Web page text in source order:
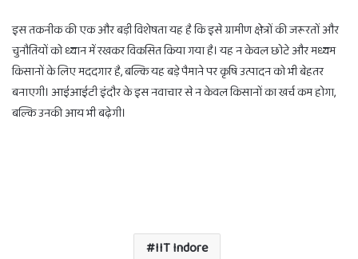
इस तकनीक की एक और बड़ी विशेषता यह है कि इसे ग्रामीण क्षेत्रों की जरूरतों और
चुनौतियों को ध्यान में रखकर विकसित किया गया है। यह न केवल छोटे और मध्यम
किसानों के लिए मददगार है, बल्कि यह बड़े पैमाने पर कृषि उत्पादन को भी बेहतर
बनाएगी। आईआईटी इंदौर के इस नवाचार से न केवल किसानों का खर्च कम होगा,
बल्कि उनकी आय भी बढ़ेगी।
IIT Indore